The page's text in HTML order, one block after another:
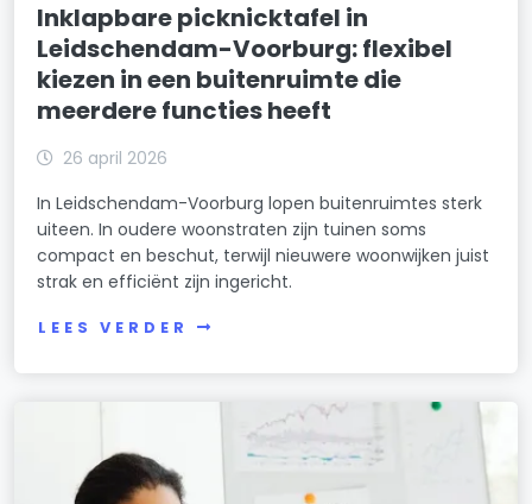
Inklapbare picknicktafel in
Leidschendam-Voorburg: flexibel
kiezen in een buitenruimte die
meerdere functies heeft
26 april 2026
In Leidschendam-Voorburg lopen buitenruimtes sterk
uiteen. In oudere woonstraten zijn tuinen soms
compact en beschut, terwijl nieuwere woonwijken juist
strak en efficiënt zijn ingericht.
LEES VERDER